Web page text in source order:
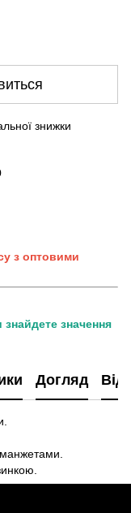
знижки
з оптовими
значення
Догляд